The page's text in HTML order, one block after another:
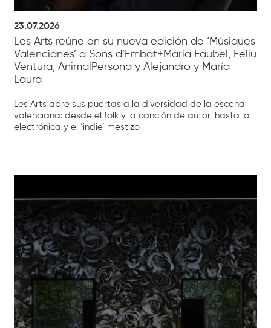
23.07.2026
Les Arts reúne en su nueva edición de ‘Músiques
Valencianes’ a Sons d’Embat+Maria Faubel, Feliu
Ventura, AnimalPersona y Alejandro y María
Laura
Les Arts abre sus puertas a la diversidad de la escena
valenciana: desde el folk y la canción de autor, hasta la
electrónica y el ‘indie’ mestizo